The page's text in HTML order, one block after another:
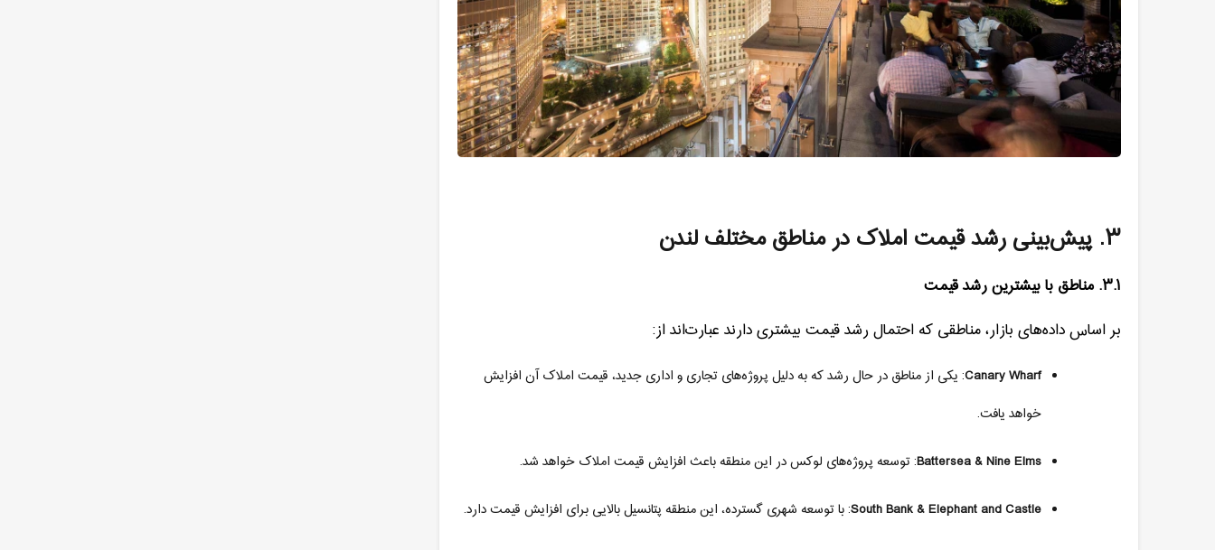
۳.پیش‌بینی رشد قیمت املاک در مناطق مختلف لندن
۳.۱.مناطق با بیشترین رشد قیمت
بر اساس داده‌های بازار، مناطقی که احتمال رشد قیمت بیشتری دارند عبارت‌اند از:
Canary Wharf
:یکی از مناطق در حال رشد که به دلیل پروژه‌های تجاری و اداری جدید، قیمت املاک آن افزایش
خواهد یافت.
Battersea & Nine Elms
:توسعه پروژه‌های لوکس در این منطقه باعث افزایش قیمت املاک خواهد شد.
South Bank & Elephant and Castle
:با توسعه شهری گسترده، این منطقه پتانسیل بالایی برای افزایش قیمت دارد.